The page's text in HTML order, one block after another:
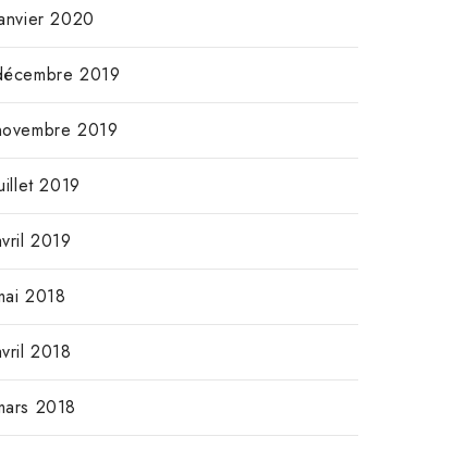
2020
2019
2019
2019
2019
2018
2018
2018